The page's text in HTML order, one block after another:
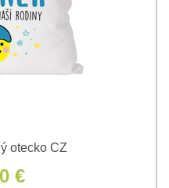
otecko CZ
€